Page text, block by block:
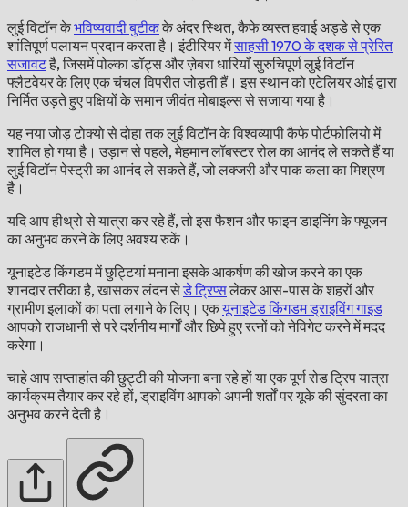
लुई विटॉन केभविष्यवादी बुटीकके अंदर स्थित, कैफे व्यस्त हवाई अड्डे से एक
शांतिपूर्ण पलायन प्रदान करता है। इंटीरियर मेंसाहसी 1970 के दशक से प्रेरित
सजावटहै, जिसमें पोल्का डॉट्स और ज़ेबरा धारियाँ सुरुचिपूर्ण लुई विटॉन
फ्लैटवेयर के लिए एक चंचल विपरीत जोड़ती हैं। इस स्थान को एटेलियर ओई द्वारा
निर्मित उड़ते हुए पक्षियों के समान जीवंत मोबाइल्स से सजाया गया है।
यह नया जोड़ टोक्यो से दोहा तक लुई विटॉन के विश्वव्यापी कैफे पोर्टफोलियो में
शामिल हो गया है। उड़ान से पहले, मेहमान लॉबस्टर रोल का आनंद ले सकते हैं या
लुई विटॉन पेस्ट्री का आनंद ले सकते हैं, जो लक्जरी और पाक कला का मिश्रण
है।
यदि आप हीथ्रो से यात्रा कर रहे हैं, तो इस फैशन और फाइन डाइनिंग के फ्यूजन
का अनुभव करने के लिए अवश्य रुकें।
यूनाइटेड किंगडम में छुट्टियां मनाना इसके आकर्षण की खोज करने का एक
शानदार तरीका है, खासकर लंदन सेडे ट्रिप्सलेकर आस-पास के शहरों और
ग्रामीण इलाकों का पता लगाने के लिए। एकयूनाइटेड किंगडम ड्राइविंग गाइड
आपको राजधानी से परे दर्शनीय मार्गों और छिपे हुए रत्नों को नेविगेट करने में मदद
करेगा।
चाहे आप सप्ताहांत की छुट्टी की योजना बना रहे हों या एक पूर्ण रोड ट्रिप यात्रा
कार्यक्रम तैयार कर रहे हों, ड्राइविंग आपको अपनी शर्तों पर यूके की सुंदरता का
अनुभव करने देती है।